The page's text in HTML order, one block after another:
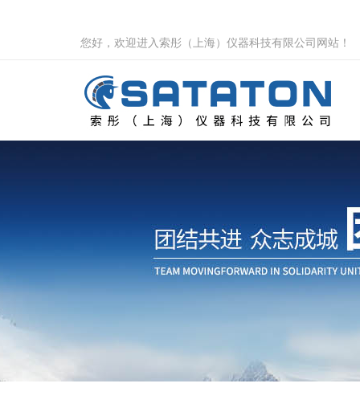
您好，欢迎进入索彤（上海）仪器科技有限公司网站！